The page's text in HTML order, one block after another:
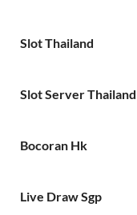
Slot Thailand
Slot Server Thailand
Bocoran Hk
Live Draw Sgp